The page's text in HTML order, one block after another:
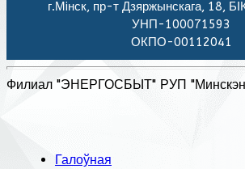
г.Мiнск, пр-т Дзяржынскага, 18,
УНП-100071593
ОКПО-00112041
Филиал "ЭНЕРГОСБЫТ" РУП
Галоўная